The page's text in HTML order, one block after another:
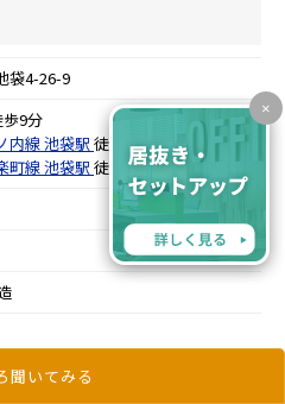
聞いてみる
×
袋4-26-9
9分
内線池袋駅 徒歩9分
町線池袋駅 徒歩9分